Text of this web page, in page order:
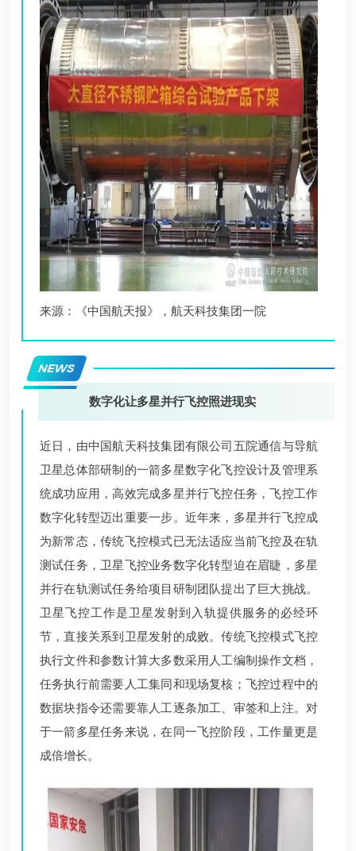
来源：《中国航天报》，航天科技集团一院
NEWS
数字化让多星并行飞控照进现实
近日，由中国航天科技集团有限公司五院通信与导航
卫星总体部研制的一箭多星数字化飞控设计及管理系
统成功应用，高效完成多星并行飞控任务，飞控工作
数字化转型迈出重要一步。近年来，多星并行飞控成
为新常态，传统飞控模式已无法适应当前飞控及在轨
测试任务，卫星飞控业务数字化转型迫在眉睫，多星
并行在轨测试任务给项目研制团队提出了巨大挑战。
卫星飞控工作是卫星发射到入轨提供服务的必经环
节，直接关系到卫星发射的成败。传统飞控模式飞控
执行文件和参数计算大多数采用人工编制操作文档，
任务执行前需要人工集同和现场复核；飞控过程中的
数据块指令还需要靠人工逐条加工、审签和上注。对
于一箭多星任务来说，在同一飞控阶段，工作量更是
成倍增长。